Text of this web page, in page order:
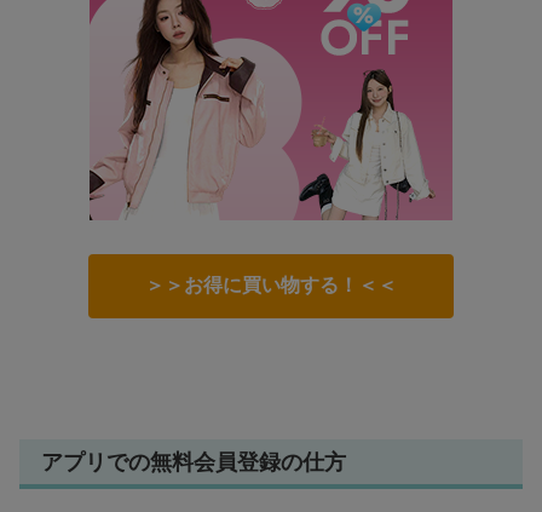
＞＞お得に買い物する！＜＜
アプリでの無料会員登録の仕方